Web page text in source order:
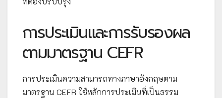
การประเมินและการรับรองผล
ตามมาตรฐาน CEFR
การประเมินความสามารถทางภาษาอังกฤษตาม
มาตรฐาน CEFR ใช้หลักการประเมินที่เป็นธรรม